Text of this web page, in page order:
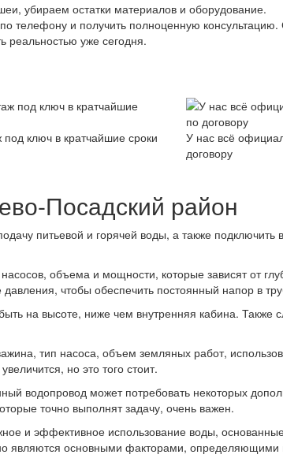
убираем остатки материалов и оборудование.
телефону и получить полноценную
реальностью уже сегодня.
ключ в кратчайшие сроки
У нас всё
договору
Посадский район
питьевой и горячей воды, а также подключить
объема и мощности, которые зависят от
чтобы обеспечить постоянный напор в
на высоте, ниже чем внутренняя кабина. Также
тип насоса, объем земляных работ,
но это того стоит.
водопровод может потребовать некоторых
точно выполнят задачу, очень важен.
и эффективное использование воды,
являются основными факторами, определяющими